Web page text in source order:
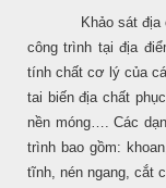
Khảo sát địa chất
công trình tại địa
tính chất cơ lý của
tai biến địa chất
nền móng…. Các
trình bao gồm:
tĩnh, nén ngang, cắt